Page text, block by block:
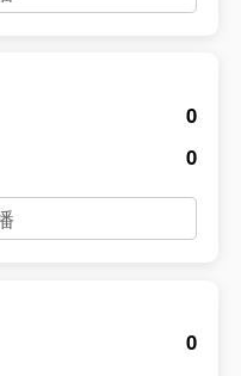
0
0
0